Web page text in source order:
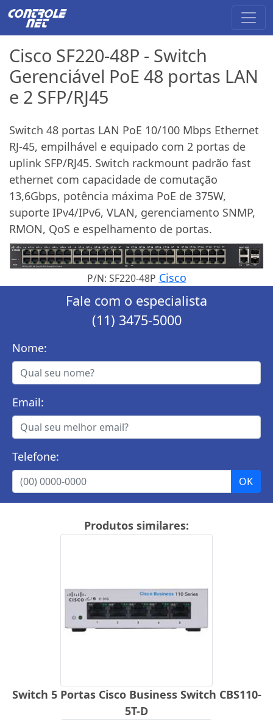
Cisco SF220-48P - Switch
Gerenciável PoE 48 portas LAN
e 2 SFP/RJ45
Switch 48 portas LAN PoE 10/100 Mbps Ethernet
RJ-45, empilhável e equipado com 2 portas de
uplink SFP/RJ45. Switch rackmount padrão fast
ethernet com capacidade de comutação
13,6Gbps, potência máxima PoE de 375W,
suporte IPv4/IPv6, VLAN, gerenciamento SNMP,
RMON, QoS e espelhamento de portas.
P/N: SF220-48P Cisco
Fale com o especialista
(11) 3475-5000
Nome:
Email:
Telefone:
Produtos similares:
Switch 5 Portas Cisco Business Switch CBS110-
5T-D